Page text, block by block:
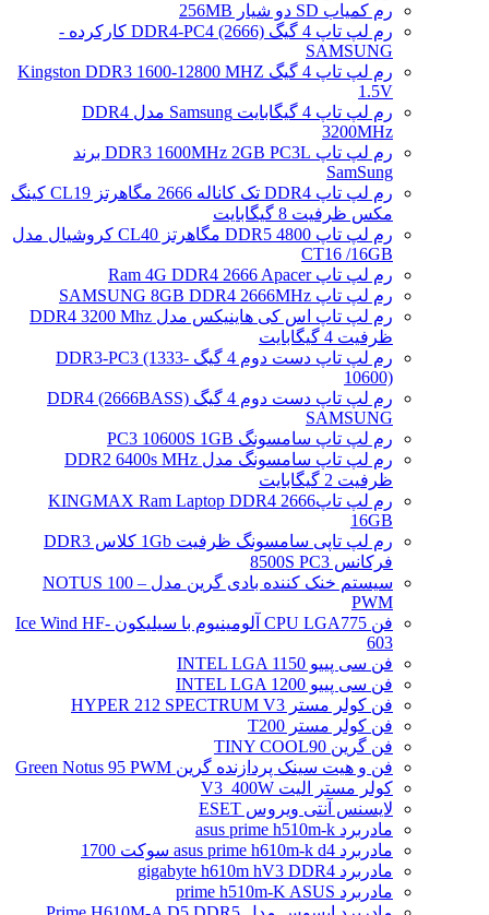
رم کمیاب SD دو شیار 256MB
رم لپ تاپ 4 گیگ DDR4-PC4 (2666) کارکرده -
SAMSUNG
رم لپ تاپ 4 گیگ Kingston DDR3 1600-12800 MHZ
1.5V
رم لپ تاپ 4 گیگابایت Samsung مدل DDR4
3200MHz
رم لپ تاپ DDR3 1600MHz 2GB PC3L برند
SamSung
رم لپ تاپ DDR4 تک کاناله 2666 مگاهرتز CL19 کینگ
مکس ظرفیت 8 گیگابایت
رم لپ تاپ DDR5 4800 مگاهرتز CL40 کروشیال مدل
CT16 /16GB
رم لپ تاپ Ram 4G DDR4 2666 Apacer
رم لپ تاپ SAMSUNG 8GB DDR4 2666MHz
رم لپ تاپ اس کی هاینیکس مدل DDR4 3200 Mhz
ظرفیت 4 گیگابایت
رم لپ تاپ دست دوم 4 گیگ DDR3-PC3 (1333-
10600)
رم لپ تاپ دست دوم 4 گیگ DDR4 (2666BASS)
SAMSUNG
رم لپ تاپ سامسونگ PC3 10600S 1GB
رم لپ تاپ سامسونگ مدل DDR2 6400s MHz
ظرفیت 2 گیگابایت
رم لپ تاپ2666 KINGMAX Ram Laptop DDR4
16GB
رم لپ تاپی سامسونگ ظرفیت 1Gb کلاس DDR3
فرکانس 8500S PC3
سیستم خنک کننده بادی گرین مدل NOTUS 100 –
PWM
فن CPU LGA775 آلومینیوم با سیلیکون Ice Wind HF-
603
فن سی پییو INTEL LGA 1150
فن سی پییو INTEL LGA 1200
فن کولر مستر HYPER 212 SPECTRUM V3
فن کولر مستر T200
فن گرین TINY COOL90
فن و هیت سینک پردازنده گرین Green Notus 95 PWM
کولر مستر الیت V3_400W
لایسنس آنتی ویروس ESET
مادربرد asus prime h510m-k
مادربرد asus prime h610m-k d4 سوکت 1700
مادربرد gigabyte h610m hV3 DDR4
مادربرد prime h510m-K ASUS